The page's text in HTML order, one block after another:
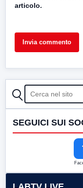
articolo.
CERCA
SEGUICI SUI